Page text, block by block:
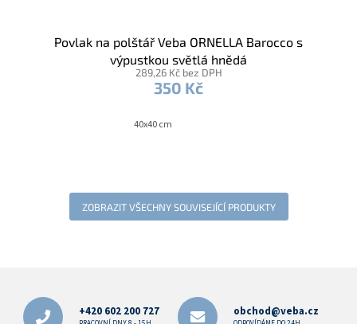
Povlak na polštář Veba ORNELLA Barocco s
výpustkou světlá hnědá
289,26 Kč bez DPH
350 Kč
40x40 cm
ZOBRAZIT VŠECHNY SOUVISEJÍCÍ PRODUKTY
+420 602 200 727 obchod@veba.cz